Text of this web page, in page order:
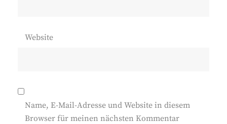
Website
Name, E-Mail-Adresse und Website in diesem
Browser für meinen nächsten Kommentar